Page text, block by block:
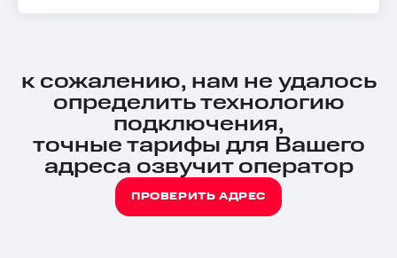
к сожалению, нам не удалось
определить технологию
подключения,
точные тарифы для Вашего
адреса озвучит оператор
ПРОВЕРИТЬ АДРЕС